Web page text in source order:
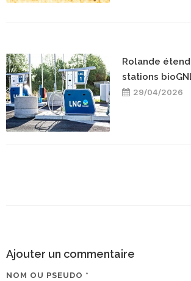
Rolande
stations
29/04/2026
Ajouter un commentaire
NOM OU PSEUDO *